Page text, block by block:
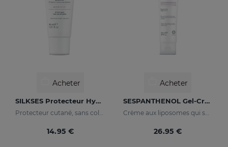
Acheter
SILKSES Protecteur Hydratation Cutanée
14.95 €
Acheter
SESPANTHENOL Gel-Crème
Crème aux liposomes qui soulage les démangeaisons et les rougeurs des irritations cutanées
26.95 €